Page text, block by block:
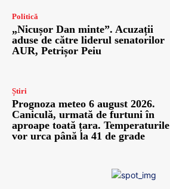
Politică
„Nicușor Dan minte”. Acuzații
aduse de către liderul senatorilor
AUR, Petrișor Peiu
Știri
Prognoza meteo 6 august 2026.
Caniculă, urmată de furtuni în
aproape toată țara. Temperaturile
vor urca până la 41 de grade